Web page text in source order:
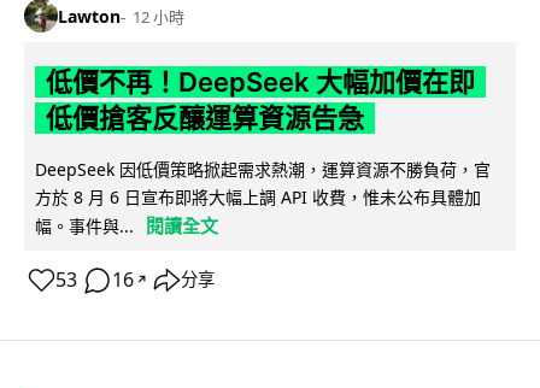
Lawton 12 小時
低價不再！DeepSeek 大幅加價在即
低價搶客反釀運算資源告急
DeepSeek 因低價策略掀起需求熱潮，運算資源不勝負荷，官
方於 8 月 6 日宣布即將大幅上調 API 收費，惟未公布具體加
幅。事件與...
閱讀全文
53 16 ↗ 分享